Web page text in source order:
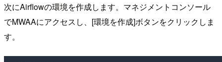
次にAirflowの環境を作成します。マネジメントコンソール
でMWAAにアクセスし、[環境を作成]ボタンをクリックしま
す。